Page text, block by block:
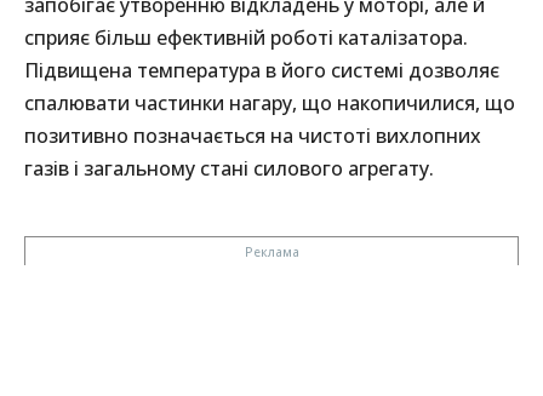
сприяє більш ефективній роботі каталізатора.
Підвищена температура в його системі дозволяє
спалювати частинки нагару, що накопичилися, що
позитивно позначається на чистоті вихлопних
газів і загальному стані силового агрегату.